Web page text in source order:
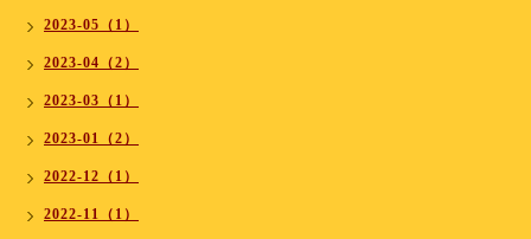
2023-05（1）
2023-04（2）
2023-03（1）
2023-01（2）
2022-12（1）
2022-11（1）